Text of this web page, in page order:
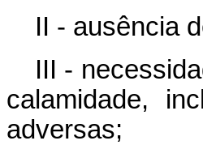
II - ausência
III -
calamidade,
adversas;